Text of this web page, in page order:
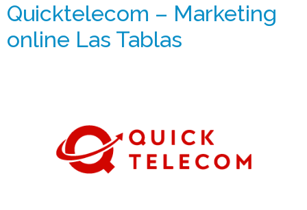
Quicktelecom – Marketing
online Las Tablas